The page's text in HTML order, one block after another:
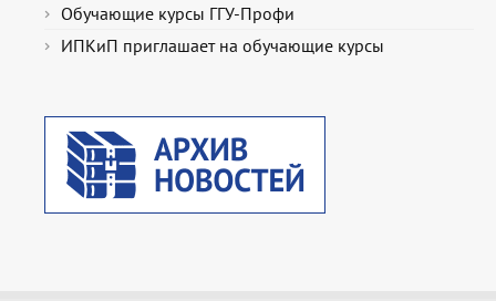
Обучающие курсы ГГУ-Профи
ИПКиП приглашает на обучающие курсы